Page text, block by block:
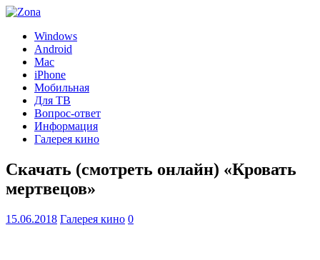
Windows
Android
Mac
iPhone
Мобильная
Для ТВ
Вопрос-ответ
Информация
Галерея кино
Скачать (смотреть онлайн) «Кровать
мертвецов»
15.06.2018 Галерея кино 0